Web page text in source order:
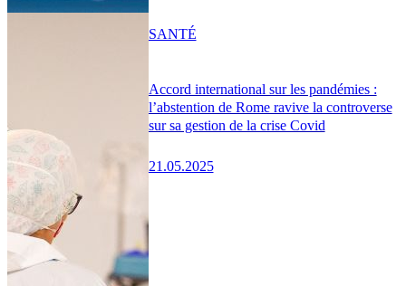
Accord international sur les pandémies :
l’abstention de Rome ravive la controverse
sur sa gestion de la crise Covid
21.05.2025
SANTÉ